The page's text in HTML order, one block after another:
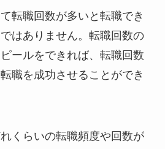
転職回数が多いと転職でき
はありません。転職回数の
ールをできれば、転職回数
職を成功させることができ
くらいの転職頻度や回数が